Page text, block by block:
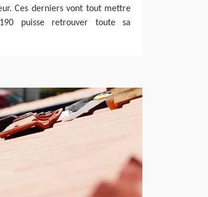
Ces derniers vont tout mettre
puisse retrouver toute sa